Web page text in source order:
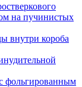
на пучинистых
внутри короба
фольгированным